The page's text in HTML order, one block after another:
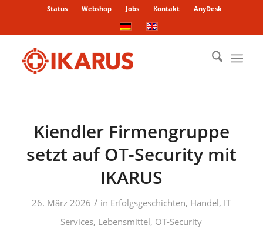
Status Webshop Jobs Kontakt AnyDesk
Kiendler Firmengruppe
setzt auf OT-Security mit
IKARUS
26. März 2026 / in Erfolgsgeschichten, Handel, IT
Services, Lebensmittel, OT-Security